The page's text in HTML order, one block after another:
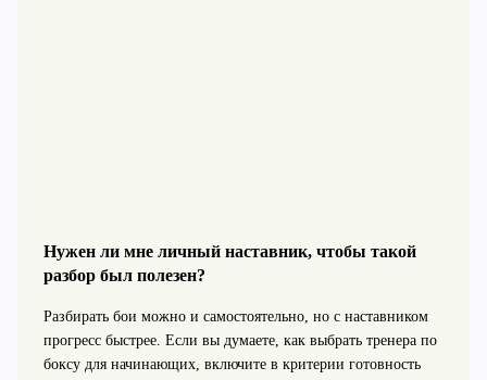
Нужен ли мне личный наставник, чтобы такой
разбор был полезен?
Разбирать бои можно и самостоятельно, но с наставником
прогресс быстрее. Если вы думаете, как выбрать тренера по
боксу для начинающих, включите в критерии готовность